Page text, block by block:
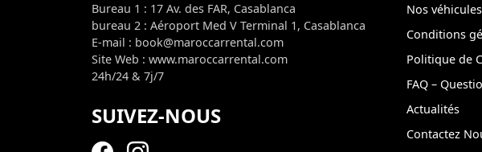
Bureau 1 : 17 Av. des FAR, Casablanca
bureau 2 : Aéroport Med V Terminal 1, Casablanca
E-mail : book@maroccarrental.com
Site Web : www.maroccarrental.com
24h/24 & 7j/7
SUIVEZ-NOUS
Nos véhicules
Conditions
Politique de
FAQ –
Actualités
Contactez